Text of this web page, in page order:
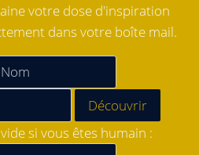
votre dose d'inspiration
dans votre boîte mail.
si vous êtes humain :